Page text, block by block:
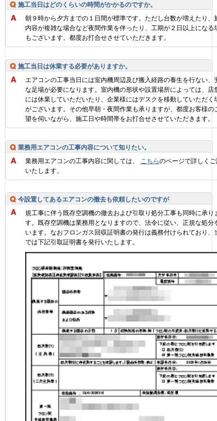
施工当日はどのくらいの時間がかかるのですか。
朝９時から夕方までの１日間が標準です。ただし台数が増えたり、
内容が複雑な場合など夜間作業を伴ったり、工期が２日以上になる
もございます。都度お打合せさせていただきます。
施工当日は休業する必要がありますか。
エアコンの工事当日には室内機周辺及び搬入経路の養生を行ない、
な足場が必要になります。室内機の形状や設置場所によっては、店
には休業していただいたり、企業様にはデスクを移動していただく
がございます。その他早朝・夜間作業も承りますが、都度お客様の
望を伺いながら、施工日や時間帯をお打合せさせていただきます。
業務用エアコンの工事内容について知りたい。
業務用エアコンの工事内容に関しては、
こちらのページで詳しく
いたします。
今設置してあるエアコンの撤去も依頼したいのですが
規工事に伴う既存空調機の撤去および引取り処分工事も同時に承り
す。既存空調機は業務用となりますので、法令に従い、正規な処分
います。なおフロンガス回収証明書の発行は義務付けられており、
では下記引取証明書を発行いたします。